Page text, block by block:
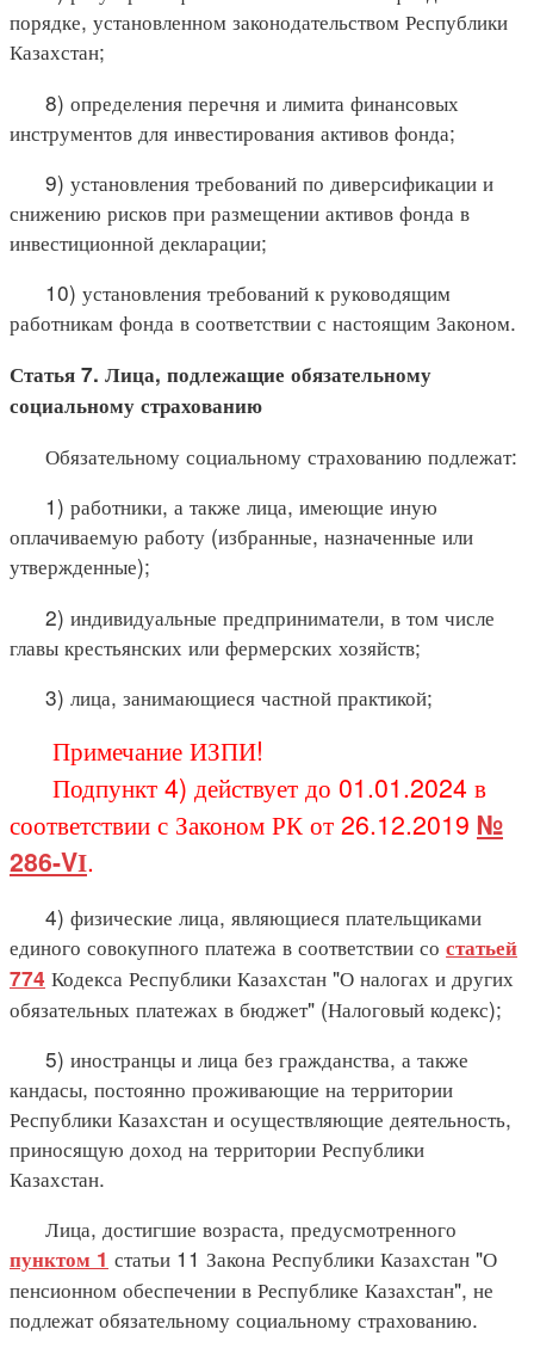
порядке, установленном законодательством Республики
Казахстан;
8) определения перечня и лимита финансовых
инструментов для инвестирования активов фонда;
9) установления требований по диверсификации и
снижению рисков при размещении активов фонда в
инвестиционной декларации;
10) установления требований к руководящим
работникам фонда в соответствии с настоящим Законом.
Статья 7. Лица, подлежащие обязательному
социальному страхованию
Обязательному социальному страхованию подлежат:
1) работники, а также лица, имеющие иную
оплачиваемую работу (избранные, назначенные или
утвержденные);
2) индивидуальные предприниматели, в том числе
главы крестьянских или фермерских хозяйств;
3) лица, занимающиеся частной практикой;
Примечание ИЗПИ!
Подпункт 4) действует до 01.01.2024 в
соответствии с Законом РК от 26.12.2019 №
286-VІ.
4) физические лица, являющиеся плательщиками
единого совокупного платежа в соответствии со статьей
774 Кодекса Республики Казахстан "О налогах и других
обязательных платежах в бюджет" (Налоговый кодекс);
5) иностранцы и лица без гражданства, а также
кандасы, постоянно проживающие на территории
Республики Казахстан и осуществляющие деятельность,
приносящую доход на территории Республики
Казахстан.
Лица, достигшие возраста, предусмотренного
пунктом 1 статьи 11 Закона Республики Казахстан "О
пенсионном обеспечении в Республике Казахстан", не
подлежат обязательному социальному страхованию.